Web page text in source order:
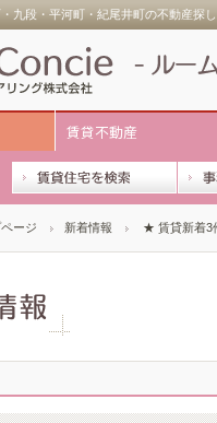
九段・平河町・紀尾井町の不動産
賃貸不動産
ージ 新着情報 ★ 賃貸新着3